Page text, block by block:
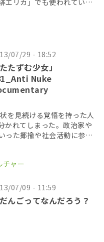
エリカ」でも使われてい
店主の倉木純一さんに […]
07/29 - 18:52
たたずむ少女」
Nuke
を見続ける覚悟を持った人
かれてしまった。政治家や
った揶揄や社会活動に参加
た時に出会った […]
チャー
07/09 - 11:59
んごってなんだろう？